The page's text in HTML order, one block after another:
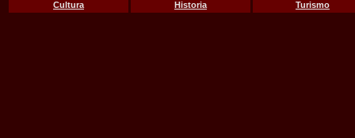
Cultura Historia Turismo